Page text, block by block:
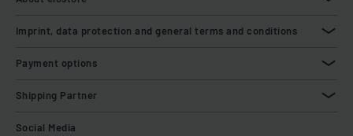
Imprint, data protection and general terms and conditions
Payment options
Shipping Partner
Social Media